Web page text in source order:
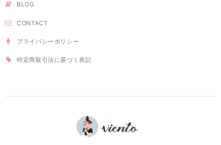
BLOG
CONTACT
プライバシーポリシー
特定商取引法に基づく表記